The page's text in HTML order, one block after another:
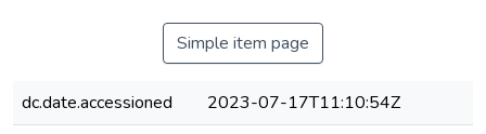
Simple item page
dc.date.accessioned
2023-07-17T11:10:54Z